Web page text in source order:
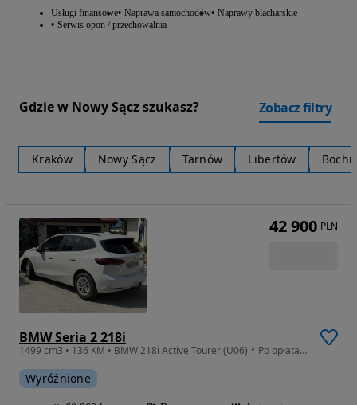
Usługi finansowe Naprawa samochodów Naprawy blacharskie
Serwis opon / przechowalnia
Gdzie w Nowy Sącz szukasz? Zobacz filtry
Kraków Nowy Sącz Tarnów Libertów
BMW Seria 2 218i
1499 cm3 • 136 KM • BMW 218i Active Tourer (U06) * Po opłatach * Faktura VAT marża
Wyróżnione
42 900 PLN